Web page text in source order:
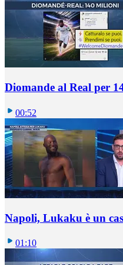
Diomande al Real per
00:52
Napoli, Lukaku è un
01:10